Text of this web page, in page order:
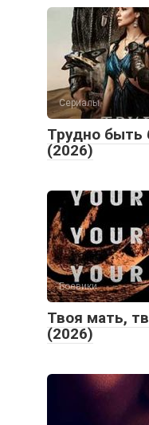
Сериалы
Трудно быть
(2026)
Боевики
Твоя мать,
(2026)